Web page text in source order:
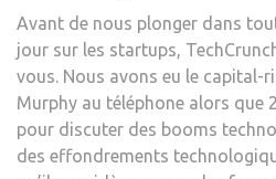
Avant de nous plonger dans
jour sur les startups,
vous. Nous avons eu le capital-
Murphy au téléphone alors que
pour discuter des booms
des effondrements